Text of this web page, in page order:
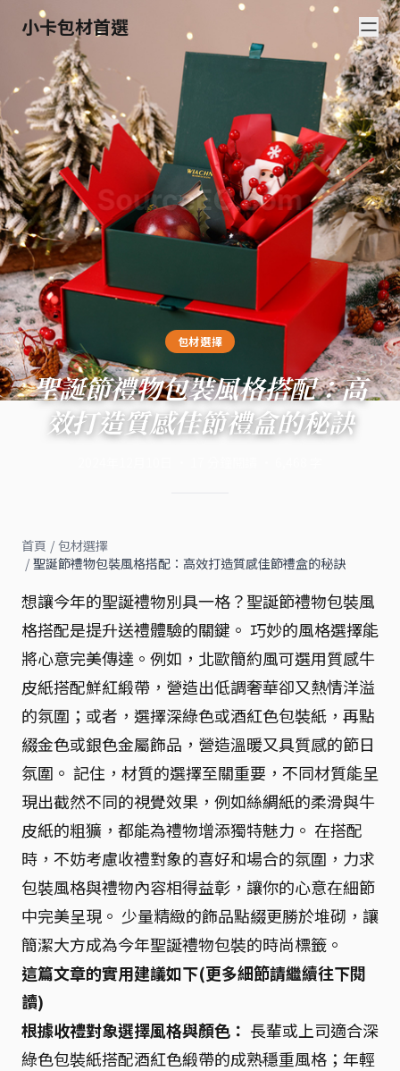
小卡包材首選
包材選擇
聖誕節禮物包裝風格搭配：高
效打造質感佳節禮盒的秘訣
首頁 / 包材選擇
/ 聖誕節禮物包裝風格搭配：高效打造質感佳節禮盒的秘訣
想讓今年的聖誕禮物別具一格？聖誕節禮物包裝風
格搭配是提升送禮體驗的關鍵。 巧妙的風格選擇能
將心意完美傳達。例如，北歐簡約風可選用質感牛
皮紙搭配鮮紅緞帶，營造出低調奢華卻又熱情洋溢
的氛圍；或者，選擇深綠色或酒紅色包裝紙，再點
綴金色或銀色金屬飾品，營造溫暖又具質感的節日
氛圍。 記住，材質的選擇至關重要，不同材質能呈
現出截然不同的視覺效果，例如絲綢紙的柔滑與牛
皮紙的粗獷，都能為禮物增添獨特魅力。 在搭配
時，不妨考慮收禮對象的喜好和場合的氛圍，力求
包裝風格與禮物內容相得益彰，讓你的心意在細節
中完美呈現。 少量精緻的飾品點綴更勝於堆砌，讓
簡潔大方成為今年聖誕禮物包裝的時尚標籤。
這篇文章的實用建議如下(更多細節請繼續往下閱
讀)
根據收禮對象選擇風格與顏色： 長輩或上司適合深
綠色包裝紙搭配酒紅色緞帶的成熟穩重風格；年輕